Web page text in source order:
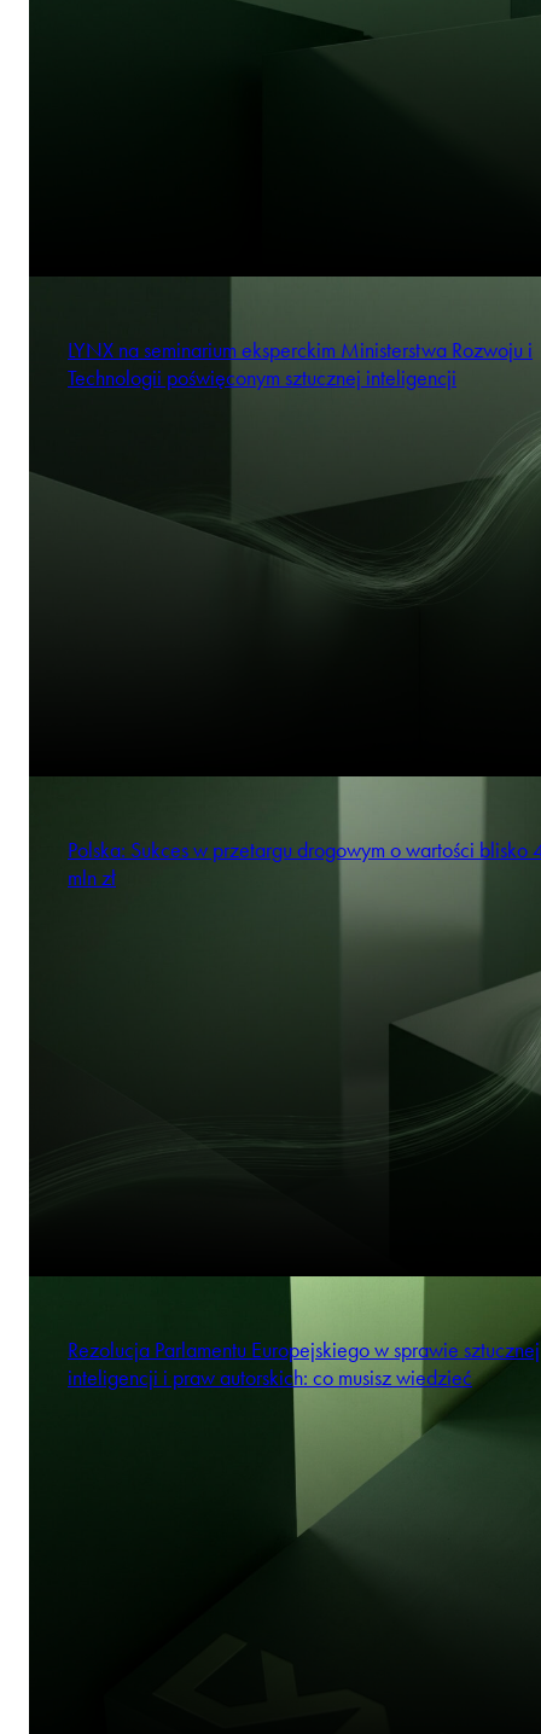
LYNX na seminarium eksperckim Ministerstwa Rozwoju i
Technologii poświęconym sztucznej inteligencji
Polska: Sukces w przetargu drogowym o wartości blisko
mln zł
Rezolucja Parlamentu Europejskiego w sprawie sztucznej
inteligencji i praw autorskich: co musisz wiedzieć